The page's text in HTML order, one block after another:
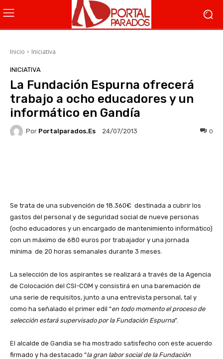
Inicio Iniciativa
INICIATIVA
La Fundación Espurna ofrecerá
trabajo a ocho educadores y un
informático en Gandía
Por Portalparados.es 24/07/2013 0
Se trata de una subvención de 18.360€ destinada a cubrir los
gastos del personal y de seguridad social de nueve personas
(ocho educadores y un encargado de mantenimiento informático)
con un máximo de 680 euros por trabajador y una jornada
mínima de 20 horas semanales durante 3 meses.
La selección de los aspirantes se realizará a través de la Agencia
de Colocación del CSI-COM y consistirá en una baremación de
una serie de requisitos, junto a una entrevista personal, tal y
como ha señalado el primer edil “en todo momento el proceso de
selección estará supervisado por la Fundación Espurna”.
El alcalde de Gandia se ha mostrado satisfecho con este acuerdo
firmado y ha destacado “la gran labor social de la Fundación